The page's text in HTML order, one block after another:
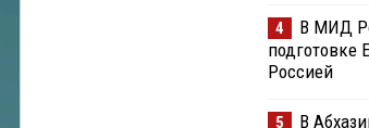
4
В МИД
подготовке
Россией
5
В